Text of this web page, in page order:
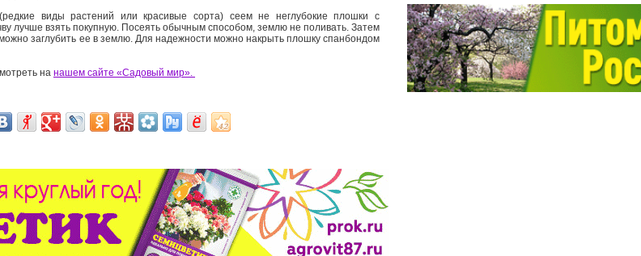
виды растений или красивые сорта) сеем не неглубокие плошки с
лучше взять покупную. Посеять обычным способом, землю не поливать. Затем
заглубить ее в землю. Для надежности можно накрыть плошку спанбондом
на нашем сайте «Садовый мир».